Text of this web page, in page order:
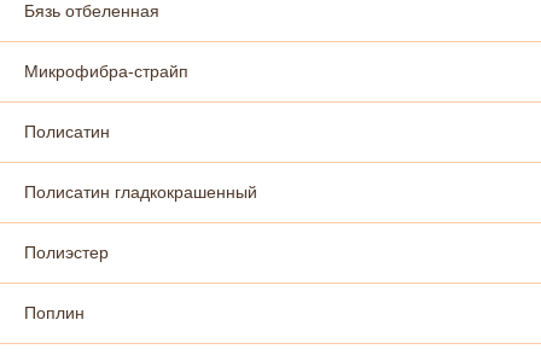
Бязь отбеленная
Микрофибра-страйп
Полисатин
Полисатин гладкокрашенный
Полиэстер
Поплин